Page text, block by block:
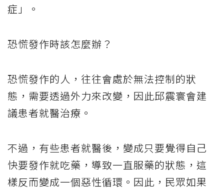
症」。
恐慌發作時該怎麼辦？
恐慌發作的人，往往會處於無法控制的狀
態，需要透過外力來改變，因此邱震寰會建
議患者就醫治療。
不過，有些患者就醫後，變成只要覺得自己
快要發作就吃藥，導致一直服藥的狀態，這
樣反而變成一個惡性循環。因此，民眾如果